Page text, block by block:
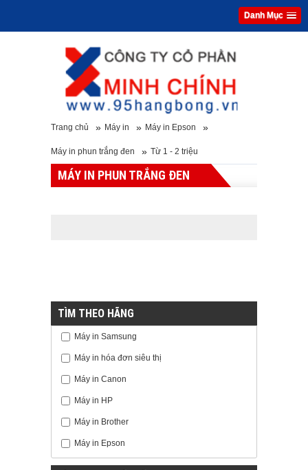
Danh Mục
Trang chủ » Máy in » Máy in Epson »
Máy in phun trắng đen » Từ 1 - 2 triệu
MÁY IN PHUN TRẮNG ĐEN
TÌM THEO HÃNG
Máy in Samsung
Máy in hóa đơn siêu thị
Máy in Canon
Máy in HP
Máy in Brother
Máy in Epson